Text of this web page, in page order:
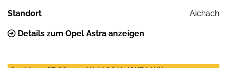
Standort Aichach
Details zum Opel Astra anzeigen